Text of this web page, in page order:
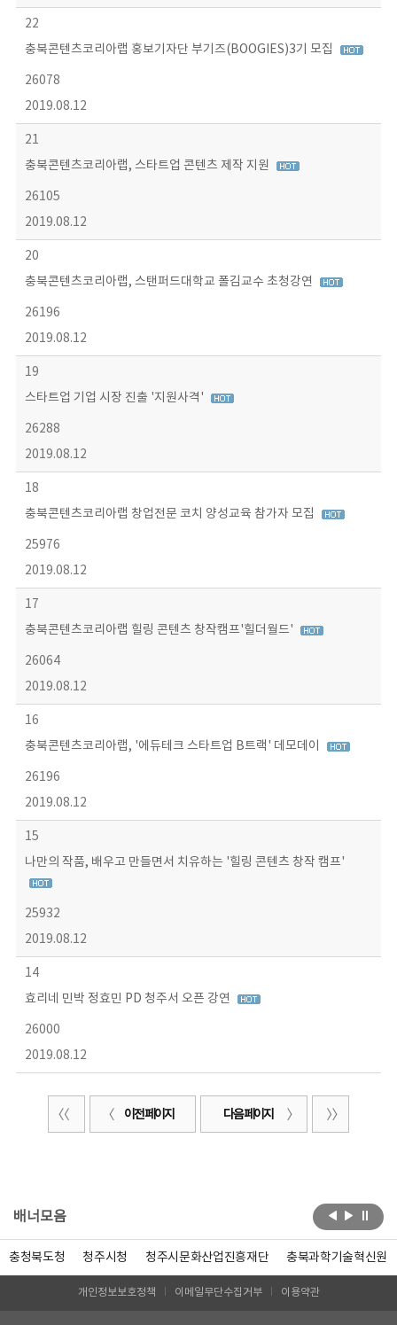
22
충북콘텐츠코리아랩 홍보기자단 부기즈(BOOGIES)3기 모집
26078
2019.08.12
21
충북콘텐츠코리아랩, 스타트업 콘텐츠 제작 지원
26105
2019.08.12
20
충북콘텐츠코리아랩, 스탠퍼드대학교 폴김교수 초청강연
26196
2019.08.12
19
스타트업 기업 시장 진출 '지원사격'
26288
2019.08.12
18
충북콘텐츠코리아랩 창업전문 코치 양성교육 참가자 모집
25976
2019.08.12
17
충북콘텐츠코리아랩 힐링 콘텐츠 창작캠프'힐더월드'
26064
2019.08.12
16
충북콘텐츠코리아랩, '에듀테크 스타트업 B트랙' 데모데이
26196
2019.08.12
15
나만의 작품, 배우고 만들면서 치유하는 '힐링 콘텐츠 창작 캠프'
25932
2019.08.12
14
효리네 민박 정효민 PD 청주서 오픈 강연
26000
2019.08.12
이전 페이지 다음 페이지
배너모음
충청북도청 청주시청 청주시문화산업진흥재단 충북과학기술혁신원
개인정보보호정책 이메일무단수집거부 이용약관